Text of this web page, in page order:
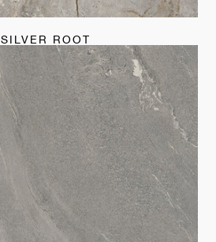
SILVER ROOT